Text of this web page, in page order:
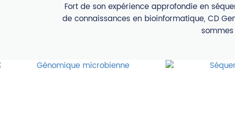
Fort de son expérience approfondie en
de connaissances en bioinformatique, CD